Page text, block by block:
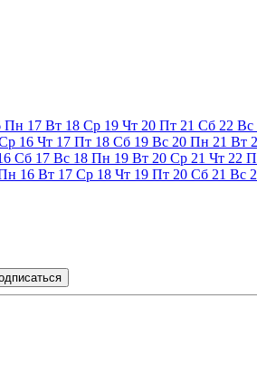
Пн 17 Вт 18 Ср 19 Чт 20 Пт 21 Сб 22 Вс
16 Чт 17 Пт 18 Сб 19 Вс 20 Пн 21 Вт
Сб 17 Вс 18 Пн 19 Вт 20 Ср 21 Чт 22
16 Вт 17 Ср 18 Чт 19 Пт 20 Сб 21 Вс